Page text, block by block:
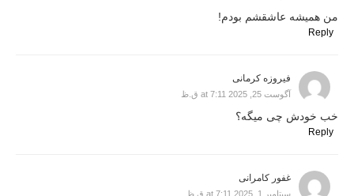
من همیشه عاشقشم بودم!
Reply
فیروزه کرمانی
آگوست 25, 2025 at 7:11 ق.ظ
خب خودش چی میگه؟
Reply
غفور کامرانی
سپتامبر 1, 2025 at 7:11 ق.ظ